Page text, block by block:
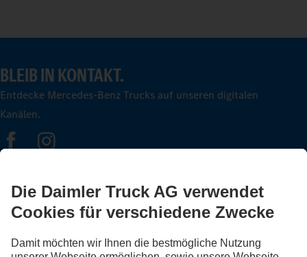
BLEIB IN KONTAKT.
Entdecke Mercedes-Benz Trucks auf unseren digitalen
Kanälen.